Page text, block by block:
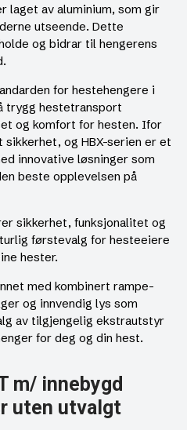
laget av aluminium, som gir
utseende. Dette
og bidrar til hengerens
for hestehengere i
trygg hestetransport
og komfort for hesten. Ifor
og HBX-serien er et
innovative løsninger som
beste opplevelsen på
sikkerhet, funksjonalitet og
førstevalg for hesteeiere
hester.
med kombinert rampe-
og innvendig lys som
av tilgjengelig ekstrautstyr
for deg og din hest.
m/ innebygd
uten utvalgt